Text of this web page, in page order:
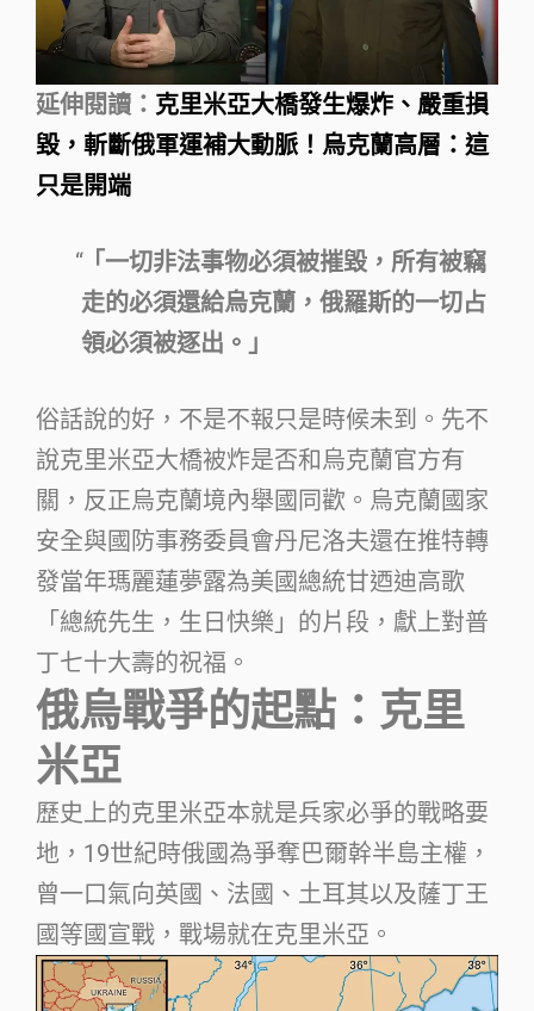
延伸閱讀： 克里米亞大橋發生爆炸、嚴重損
毀，斬斷俄軍運補大動脈！烏克蘭高層：這
只是開端
「一切非法事物必須被摧毀，所有被竊
走的必須還給烏克蘭，俄羅斯的一切占
領必須被逐出。」
俗話說的好，不是不報只是時候未到。先不
說克里米亞大橋被炸是否和烏克蘭官方有
關，反正烏克蘭境內舉國同歡。烏克蘭國家
安全與國防事務委員會丹尼洛夫還在推特轉
發當年瑪麗蓮夢露為美國總統甘迺迪高歌
「總統先生，生日快樂」的片段，獻上對普
丁七十大壽的祝福。
俄烏戰爭的起點：克里
米亞
歷史上的克里米亞本就是兵家必爭的戰略要
地，19世紀時俄國為爭奪巴爾幹半島主權，
曾一口氣向英國、法國、土耳其以及薩丁王
國等國宣戰，戰場就在克里米亞。